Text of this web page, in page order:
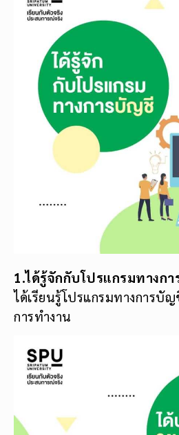
1.ได้รู้จักกับโปรแกรมทางก
ได้เรียนรู้โปรแกรมทางการบั
การทำงาน